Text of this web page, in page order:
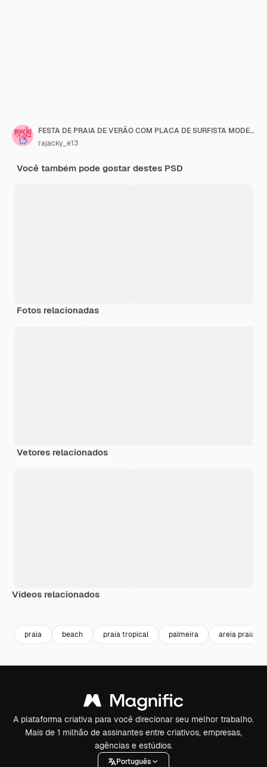
FESTA DE PRAIA DE VERÃO COM PLACA DE SURFISTA MODELO DE PANFLETO CAMADA EDITÁVEL
rajacky_e13
Você também pode gostar destes PSD
Fotos relacionadas
Vetores relacionados
Vídeos relacionados
praia beach praia tropical palmeira areia praia
A plataforma criativa para você direcionar seu melhor trabalho.
Mais de 1 milhão de assinantes entre criativos, empresas,
agências e estúdios.
Português